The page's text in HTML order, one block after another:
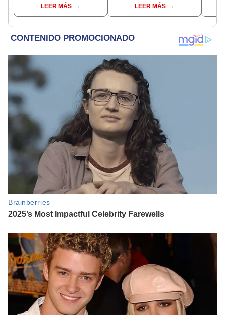
LEER MÁS
gobierno está corrupto
en todos sus niveles"
LEER MÁS